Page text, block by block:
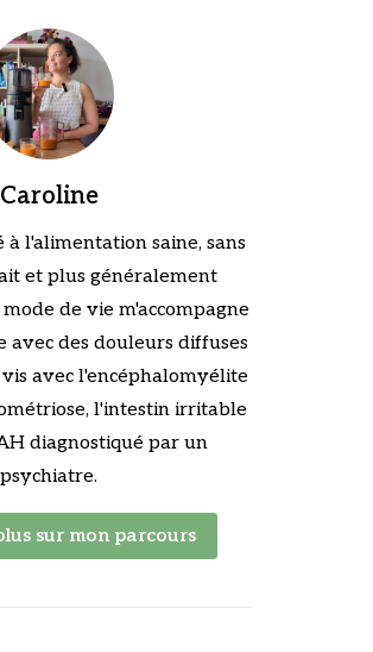
Caroline
à l'alimentation saine, sans
et plus généralement
de vie m'accompagne
des douleurs diffuses
vis avec l'encéphalomyélite
l'intestin irritable
diagnostiqué par un
psychiatre.
sur mon parcours